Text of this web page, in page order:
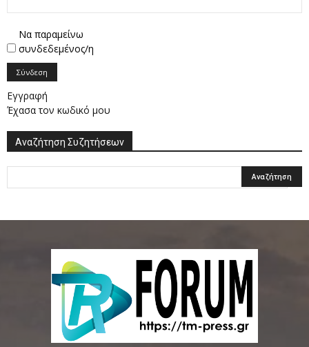
Να παραμείνω
συνδεδεμένος/η
Σύνδεση
Εγγραφή
Έχασα τον κωδικό μου
Αναζήτηση Συζητήσεων